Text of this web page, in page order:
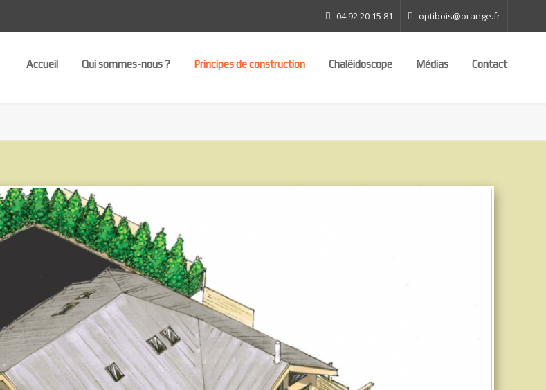
04 92 20 15 81 optibois@orange.fr
Accueil Qui sommes-nous ? Principes de construction Chalëidoscope Médias Contact